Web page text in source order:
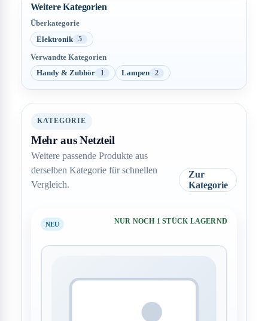
Weitere Kategorien
Überkategorie
Elektronik
5
Verwandte Kategorien
Handy & Zubhör
1 Lampen 2
KATEGORIE
Mehr aus Netzteil
Weitere passende Produkte aus
derselben Kategorie für schnellen
Vergleich.
Zur
Kategorie
NEU NUR NOCH 1 STÜCK LAGERND